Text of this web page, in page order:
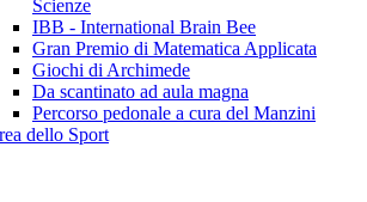
Scienze
IBB - International Brain Bee
Gran Premio di Matematica Applicata
Giochi di Archimede
Da scantinato ad aula magna
Percorso pedonale a cura del Manzini
dello Sport